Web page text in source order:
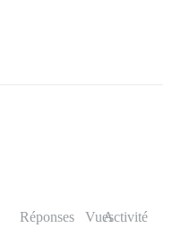
Réponses VuesActivité